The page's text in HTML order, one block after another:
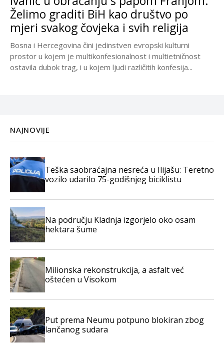
Želimo graditi BiH kao društvo po
mjeri svakog čovjeka i svih religija
Bosna i Hercegovina čini jedinstven evropski kulturni
prostor u kojem je multikonfesionalnost i multietničnost
ostavila dubok trag, i u kojem ljudi različitih konfesija...
NAJNOVIJE
Teška saobraćajna nesreća u Ilijašu: Teretno
vozilo udarilo 75-godišnjeg biciklistu
Na području Kladnja izgorjelo oko osam
hektara šume
Milionska rekonstrukcija, a asfalt već
oštećen u Visokom
Put prema Neumu potpuno blokiran zbog
lančanog sudara